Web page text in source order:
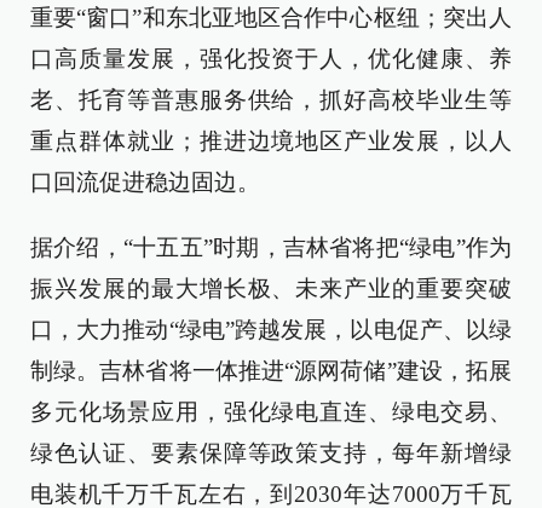
重要“窗口”和东北亚地区合作中心枢纽；突出人
口高质量发展，强化投资于人，优化健康、养
老、托育等普惠服务供给，抓好高校毕业生等
重点群体就业；推进边境地区产业发展，以人
口回流促进稳边固边。
据介绍，“十五五”时期，吉林省将把“绿电”作为
振兴发展的最大增长极、未来产业的重要突破
口，大力推动“绿电”跨越发展，以电促产、以绿
制绿。吉林省将一体推进“源网荷储”建设，拓展
多元化场景应用，强化绿电直连、绿电交易、
绿色认证、要素保障等政策支持，每年新增绿
电装机千万千瓦左右，到2030年达7000万千瓦